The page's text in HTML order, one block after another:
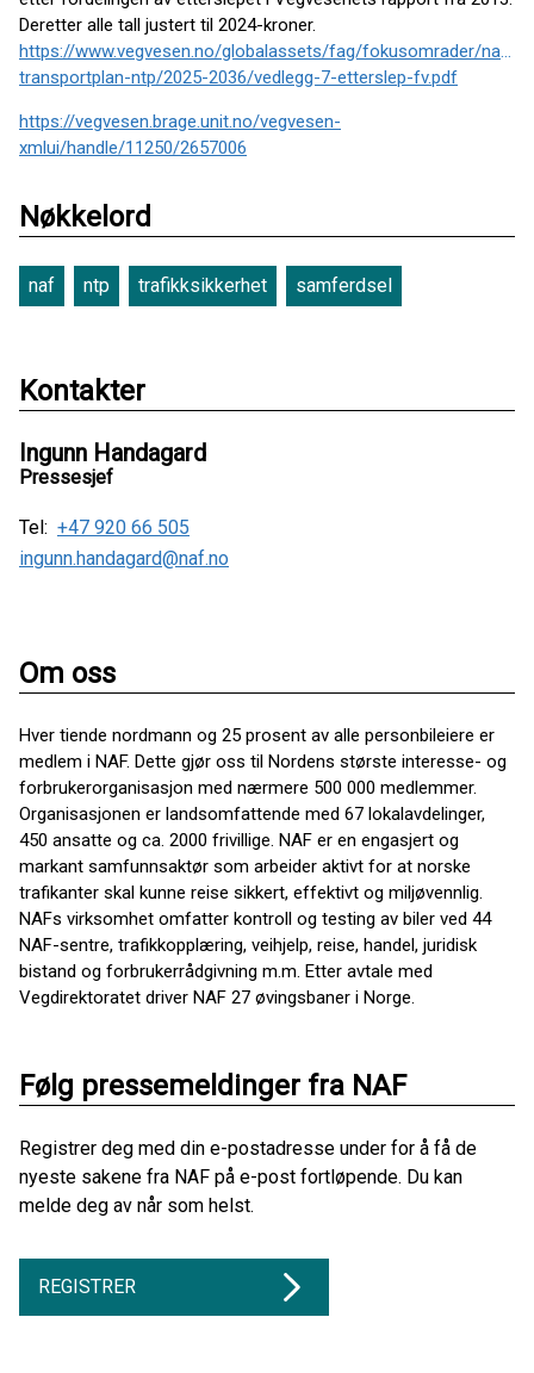
Deretter alle tall justert til 2024-kroner.
https://www.vegvesen.no/globalassets/fag/fokusomrader/
transportplan-ntp/2025-2036/vedlegg-7-etterslep-fv.pdf
https://vegvesen.brage.unit.no/vegvesen-
xmlui/handle/11250/2657006
Nøkkelord
naf ntp trafikksikkerhet samferdsel
Kontakter
Ingunn Handagard
Pressesjef
Tel: +47 920 66 505
ingunn.handagard@naf.no
Om oss
Hver tiende nordmann og 25 prosent av alle personbileiere er
medlem i NAF. Dette gjør oss til Nordens største interesse- og
forbrukerorganisasjon med nærmere 500 000 medlemmer.
Organisasjonen er landsomfattende med 67 lokalavdelinger,
450 ansatte og ca. 2000 frivillige. NAF er en engasjert og
markant samfunnsaktør som arbeider aktivt for at norske
trafikanter skal kunne reise sikkert, effektivt og miljøvennlig.
NAFs virksomhet omfatter kontroll og testing av biler ved 44
NAF-sentre, trafikkopplæring, veihjelp, reise, handel, juridisk
bistand og forbrukerrådgivning m.m. Etter avtale med
Vegdirektoratet driver NAF 27 øvingsbaner i Norge.
Følg pressemeldinger fra NAF
Registrer deg med din e-postadresse under for å få de
nyeste sakene fra NAF på e-post fortløpende. Du kan
melde deg av når som helst.
REGISTRER